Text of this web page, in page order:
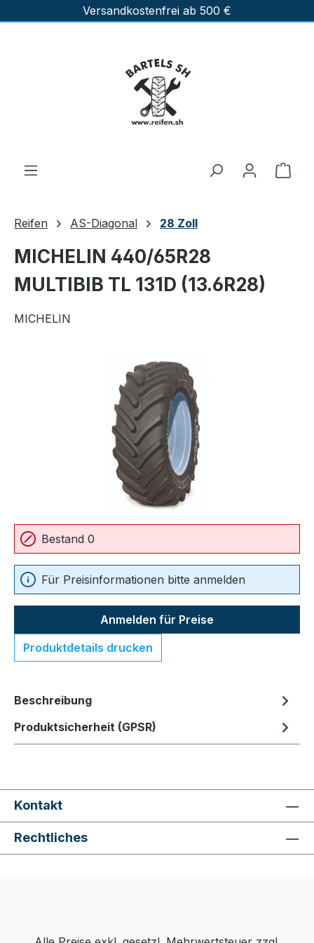
Zum Hauptinhalt springenVersandkostenfrei ab 500 €
Reifen AS-Diagonal 28 Zoll
MICHELIN 440/65R28
MULTIBIB TL 131D (13.6R28)
MICHELIN
Bildergalerie überspringen
Bestand 0
Für Preisinformationen bitte anmelden
Anmelden für Preise
Produktdetails drucken
Beschreibung
Produktsicherheit (GPSR)
Kontakt
Rechtliches